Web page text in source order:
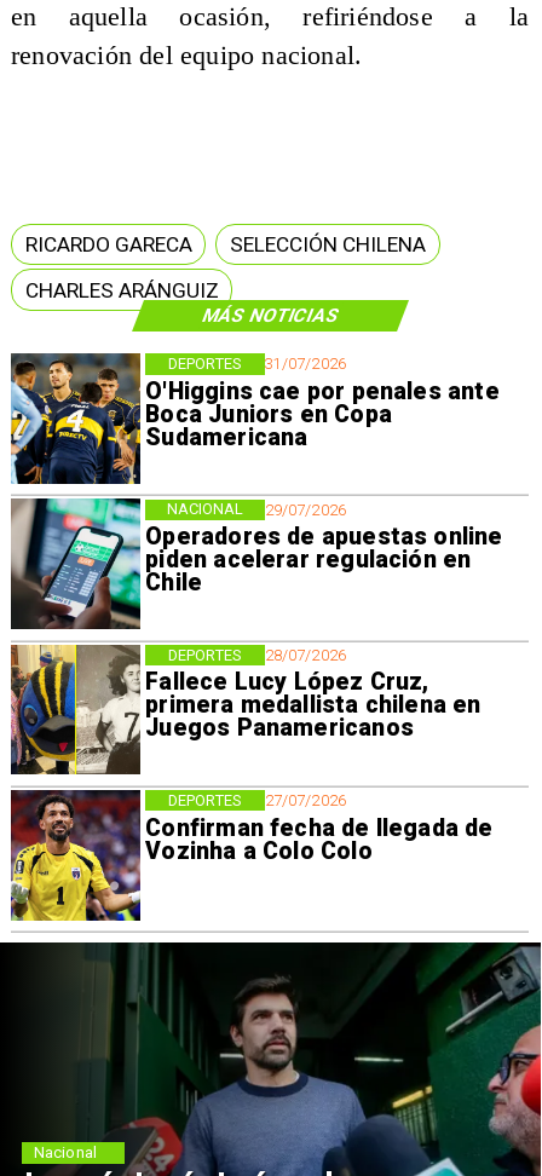
MÁS NOTICIAS
31/07/2026
O'Higgins cae por penales ante
Boca Juniors en Copa
Sudamericana
DEPORTES
29/07/2026
Operadores de apuestas online
piden acelerar regulación en
Chile
NACIONAL
28/07/2026
Fallece Lucy López Cruz,
primera medallista chilena en
Juegos Panamericanos
DEPORTES
27/07/2026
Confirman fecha de llegada de
Vozinha a Colo Colo
DEPORTES
en aquella ocasión, refiriéndose a la
renovación del equipo nacional.
RICARDO GARECA
SELECCIÓN CHILENA
CHARLES ARÁNGUIZ
Nacional